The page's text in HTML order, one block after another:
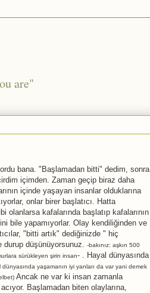
are"
bana. "Başlamadan bitti" dedim, sonra
içimden. Zaman geçip biraz daha
içinde yaşayan insanlar olduklarına
onlar birer başlatıcı. Hatta
olanlarsa kafalarında başlatıp kafalarının
bile yapamıyorlar. Olay kendiliğinden ve
"bitti artık" dediğinizde " hiç
durup düşünüyorsunuz. -bakınız: aşkın 500
sürükleyen şirin insan- . Hayal dünyasında
dünyasında yaşamanın iyi yanları da var yani demek
Ancak ne var ki insan zamanla
Başlamadan biten olaylarına,